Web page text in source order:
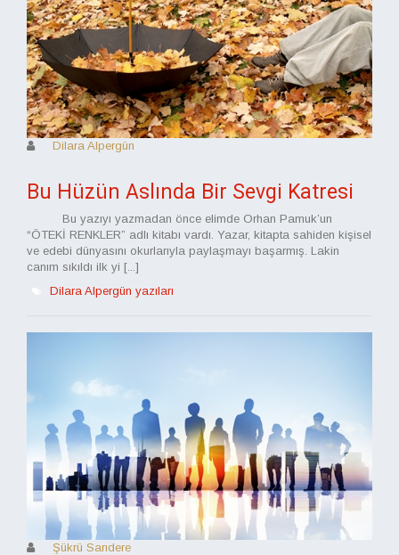
Dilara Alpergün
Bu Hüzün Aslında Bir Sevgi Katresi
Bu yazıyı yazmadan önce elimde Orhan Pamuk’un
“ÖTEKİ RENKLER” adlı kitabı vardı. Yazar, kitapta sahiden kişisel
ve edebi dünyasını okurlarıyla paylaşmayı başarmış. Lakin
canım sıkıldı ilk yi [...]
Dilara Alpergün yazıları
Şükrü Sarıdere